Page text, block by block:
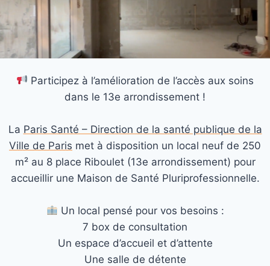
Participez à l’amélioration de l’accès aux soins
dans le 13e arrondissement !
La Paris Santé – Direction de la santé publique de la
Ville de Paris met à disposition un local neuf de 250
m² au 8 place Riboulet (13e arrondissement) pour
accueillir une Maison de Santé Pluriprofessionnelle.
Un local pensé pour vos besoins :
7 box de consultation
Un espace d’accueil et d’attente
Une salle de détente